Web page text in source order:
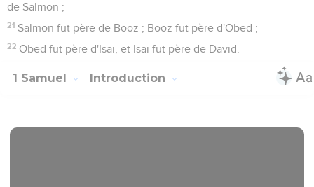
de Salmon ;
21 Salmon fut père de Booz ; Booz fut père d'Obed ;
22 Obed fut père d'Isaï, et Isaï fut père de David.
1 Samuel Introduction